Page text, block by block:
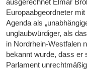
ausgerechnet Elmar
Europaabgeordneter
Agenda als
unglaubwürdiger, als
in Nordrhein-Westfalen
bekannt wurde, dass er
Parlament